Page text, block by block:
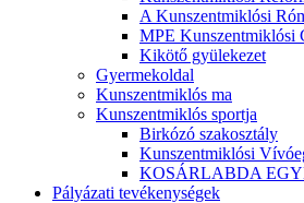
A Kunszentmiklósi
MPE Kunszentmiklósi
Kikötő gyülekezet
Gyermekoldal
Kunszentmiklós ma
Kunszentmiklós sportja
Birkózó szakosztály
Kunszentmiklósi
KOSÁRLABDA
Pályázati tevékenységek